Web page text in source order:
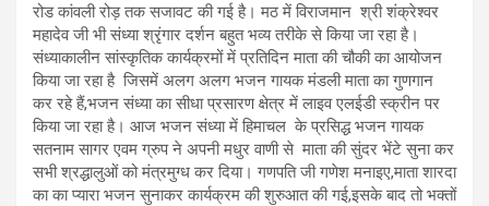
रोड कांवली रोड़ तक सजावट की गई है। मठ में विराजमान श्री शंक्रेश्वर
महादेव जी भी संध्या श्रृंगार दर्शन बहुत भव्य तरीके से किया जा रहा है।
संध्याकालीन सांस्कृतिक कार्यक्रमों में प्रतिदिन माता की चौकी का आयोजन
किया जा रहा है जिसमें अलग अलग भजन गायक मंडली माता का गुणगान
कर रहे हैं,भजन संध्या का सीधा प्रसारण क्षेत्र में लाइव एलईडी स्क्रीन पर
किया जा रहा है। आज भजन संध्या में हिमाचल के प्रसिद्ध भजन गायक
सतनाम सागर एवम ग्रुप ने अपनी मधुर वाणी से माता की सुंदर भेंटे सुना कर
सभी श्रद्धालुओं को मंत्रमुग्ध कर दिया। गणपति जी गणेश मनाइए,माता शारदा
का का प्यारा भजन सुनाकर कार्यक्रम की शुरुआत की गई,इसके बाद तो भक्तों